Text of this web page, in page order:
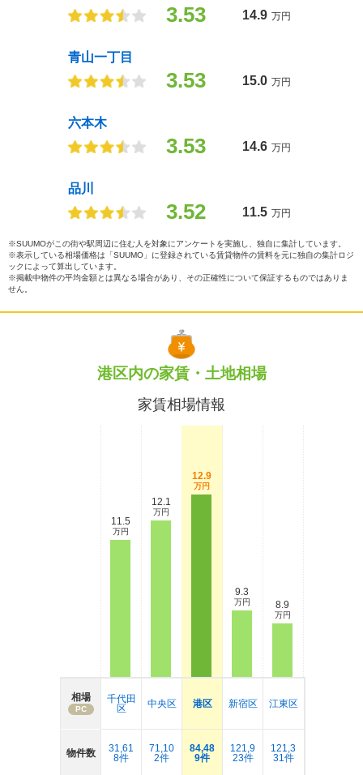
3.53 14.9 万円
青山一丁目
3.53 15.0 万円
六本木
3.53 14.6 万円
品川
3.52 11.5 万円
※SUUMOがこの街や駅周辺に住む人を対象にアンケートを実施し、独自に集計しています。
※表示している相場価格は「SUUMO」に登録されている賃貸物件の賃料を元に独自の集計ロジ
ックによって算出しています。
※掲載中物件の平均金額とは異なる場合があり、その正確性について保証するものではありま
せん。
港区内の家賃・土地相場
家賃相場情報
相場
PC
物件数
11.5
万円
千代田
区
31,61
8件
12.1
万円
中央区
71,10
2件
12.9
万円
港区
84,48
9件
9.3
万円
新宿区
121,9
23件
8.9
万円
江東区
121,3
31件